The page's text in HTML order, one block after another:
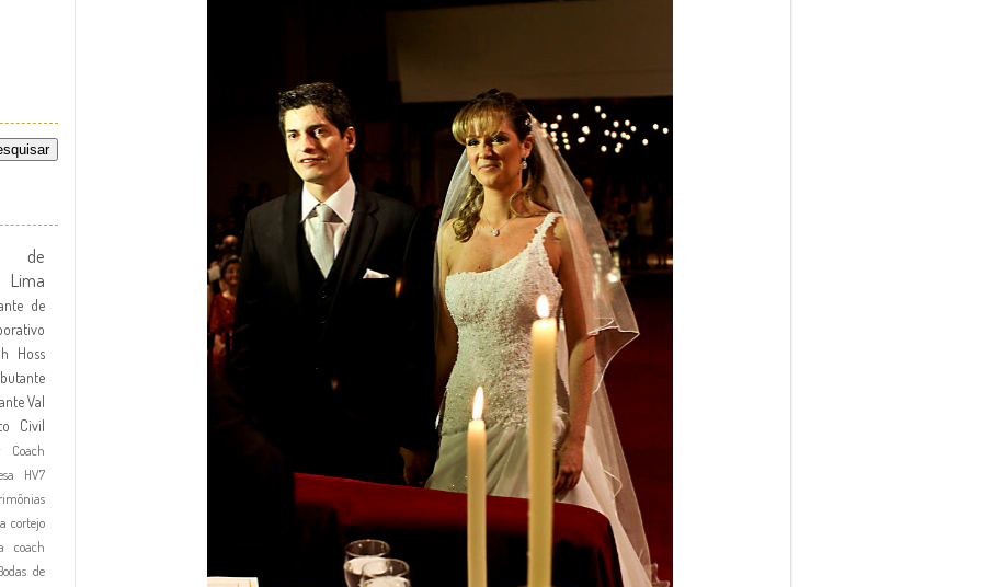
de
Lima
de
Hoss
Val
Civil
Coach
HV7
cortejo
coach
de